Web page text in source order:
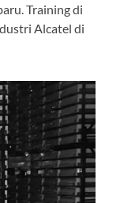
Training di
Alcatel di